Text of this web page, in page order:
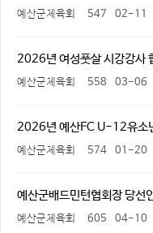
예산군체육회 547 02-11
2026년 여성풋살 시강강사
예산군체육회 558 03-06
2026년 예산FC U-12유소
예산군체육회 574 01-20
예산군배드민턴협회장 당선
예산군체육회 605 04-10